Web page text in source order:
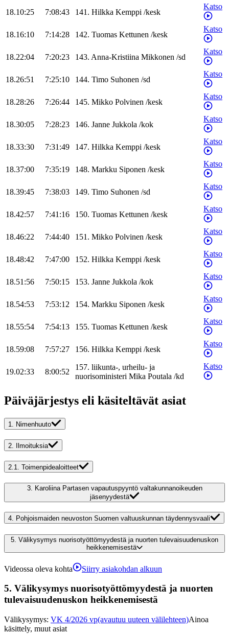
18.10:25 7:08:43 141. Hilkka Kemppi /kesk
Katso
18.16:10 7:14:28 142. Tuomas Kettunen /kesk
Katso
18.22:04 7:20:23 143. Anna-Kristiina Mikkonen /sd
Katso
18.26:51 7:25:10 144. Timo Suhonen /sd
Katso
18.28:26 7:26:44 145. Mikko Polvinen /kesk
Katso
18.30:05 7:28:23 146. Janne Jukkola /kok
Katso
18.33:30 7:31:49 147. Hilkka Kemppi /kesk
Katso
18.37:00 7:35:19 148. Markku Siponen /kesk
Katso
18.39:45 7:38:03 149. Timo Suhonen /sd
Katso
18.42:57 7:41:16 150. Tuomas Kettunen /kesk
Katso
18.46:22 7:44:40 151. Mikko Polvinen /kesk
Katso
18.48:42 7:47:00 152. Hilkka Kemppi /kesk
Katso
18.51:56 7:50:15 153. Janne Jukkola /kok
Katso
18.54:53 7:53:12 154. Markku Siponen /kesk
Katso
18.55:54 7:54:13 155. Tuomas Kettunen /kesk
Katso
18.59:08 7:57:27 156. Hilkka Kemppi /kesk
Katso
19.02:33 8:00:52
157. liikunta-, urheilu- ja
nuorisoministeri Mika Poutala /kd
Katso
Päiväjärjestys eli käsiteltävät asiat
1. Nimenhuuto
2. Ilmoituksia
2.1. Toimenpidealoitteet
3. Karoliina Partasen vapautuspyyntö valtakunnanoikeuden
jäsenyydestä
4. Pohjoismaiden neuvoston Suomen valtuuskunnan täydennysvaali
5. Välikysymys nuorisotyöttömyydestä ja nuorten tulevaisuudenuskon
heikkenemisestä
Videossa oleva kohta Siirry asiakohdan alkuun
5. Välikysymys nuorisotyöttömyydestä ja nuorten
tulevaisuudenuskon heikkenemisestä
Välikysymys: VK 4/2026 vp(avautuu uuteen välilehteen)Ainoa
käsittely, muut asiat